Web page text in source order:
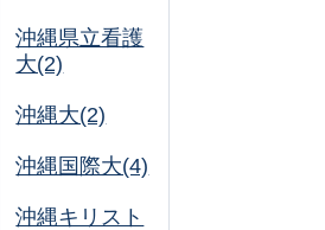
沖縄県立看護
大(2)
沖縄大(2)
沖縄国際大(4)
沖縄キリスト